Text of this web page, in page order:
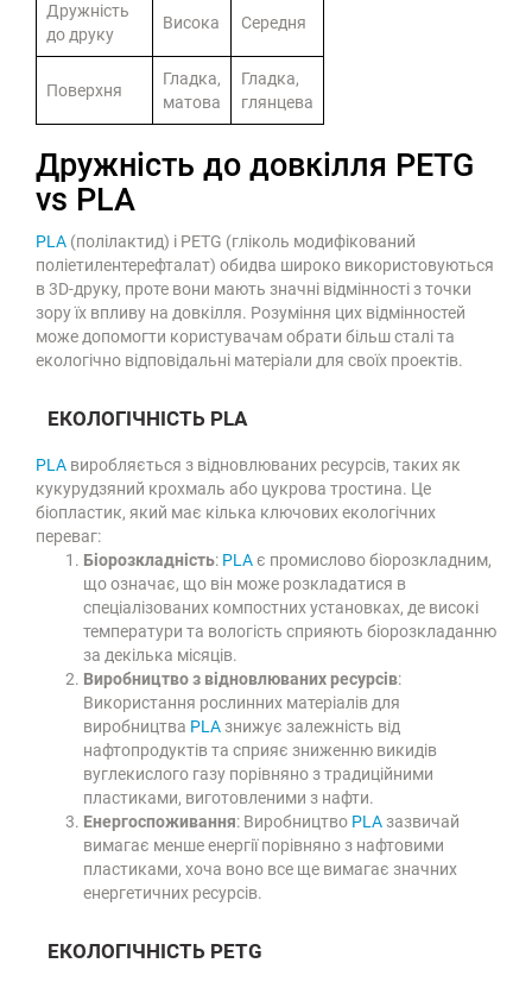
Дружність
до друку
Висока Середня
Поверхня
Гладка,
матова
Гладка,
глянцева
Дружність до довкілля PETG
vs PLA
PLA (полілактид) і PETG (гліколь модифікований
поліетилентерефталат) обидва широко використовуються
в 3D-друку, проте вони мають значні відмінності з точки
зору їх впливу на довкілля. Розуміння цих відмінностей
може допомогти користувачам обрати більш сталі та
екологічно відповідальні матеріали для своїх проектів.
ЕКОЛОГІЧНІСТЬ PLA
PLA виробляється з відновлюваних ресурсів, таких як
кукурудзяний крохмаль або цукрова тростина. Це
біопластик, який має кілька ключових екологічних
переваг:
Біорозкладність: PLAє промислово біорозкладним,
що означає, що він може розкладатися в
спеціалізованих компостних установках, де високі
температури та вологість сприяють біорозкладанню
за декілька місяців.
Виробництво з відновлюваних ресурсів:
Використання рослинних матеріалів для
виробництва PLA знижує залежність від
нафтопродуктів та сприяє зниженню викидів
вуглекислого газу порівняно з традиційними
пластиками, виготовленими з нафти.
Енергоспоживання: Виробництво PLA зазвичай
вимагає менше енергії порівняно з нафтовими
пластиками, хоча воно все ще вимагає значних
енергетичних ресурсів.
ЕКОЛОГІЧНІСТЬ PETG